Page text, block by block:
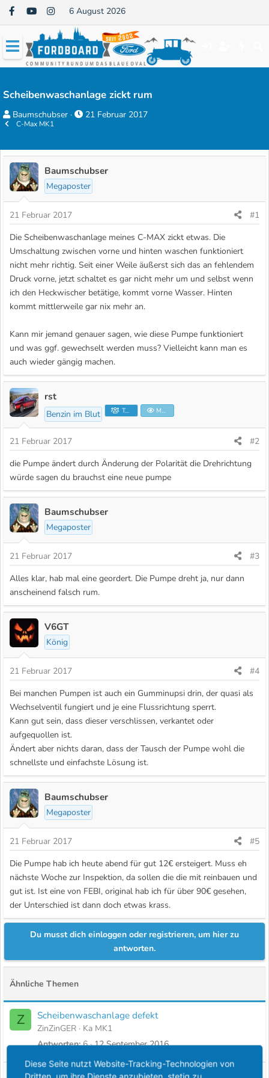
6 August 2026
Scheibenwaschanlage zickt rum
E
t
e
l
e
r
Baumschubser
E
t
e
l
l
a
m
21 Februar 2017
C-Max MK1
Baumschubser
Megaposter
21 Februar 2017
#1
Die Scheibenwaschanlage meines C-MAX zickt etwas. Die
Umschaltung zwischen vorne und hinten waschen funktioniert
nicht mehr richtig. Seit einer Weile äußerst sich das an fehlendem
Druck vorne, jetzt schaltet es gar nicht mehr um und selbst wenn
ich den Heckwischer betätige, kommt vorne Wasser. Hinten
kommt mittlerweile gar nix mehr an.
Kann mir jemand genauer sagen, wie diese Pumpe funktioniert
und was ggf. gewechselt werden muss? Vielleicht kann man es
auch wieder gängig machen.
rst
Benzin im Blut Teammitglied Moderator
21 Februar 2017
#2
die Pumpe ändert durch Änderung der Polarität die Drehrichtung
würde sagen du brauchst eine neue pumpe
Baumschubser
Megaposter
21 Februar 2017
#3
Alles klar, hab mal eine geordert. Die Pumpe dreht ja, nur dann
anscheinend falsch rum.
V6GT
König
21 Februar 2017
#4
Bei manchen Pumpen ist auch ein Gumminupsi drin, der quasi als
Wechselventil fungiert und je eine Flussrichtung sperrt.
Kann gut sein, dass dieser verschlissen, verkantet oder
aufgequollen ist.
Ändert aber nichts daran, dass der Tausch der Pumpe wohl die
schnellste und einfachste Lösung ist.
Baumschubser
Megaposter
21 Februar 2017
#5
Die Pumpe hab ich heute abend für gut 12€ ersteigert. Muss eh
nächste Woche zur Inspektion, da sollen die die mit reinbauen und
gut ist. Ist eine von FEBI, original hab ich für über 90€ gesehen,
der Unterschied ist dann doch etwas krass.
Du musst dich einloggen oder registrieren, um hier zu
antworten.
Ähnliche Themen
Z Scheibenwaschanlage defekt
ZinZinGER
Ka MK1
Antworten 6 12 September 2016
Diese Seite nutzt Website-Tracking-Technologien von
Dritten, um ihre Dienste anzubieten, stetig zu